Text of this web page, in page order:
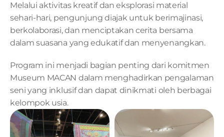
Melalui aktivitas kreatif dan eksplorasi material
sehari-hari, pengunjung diajak untuk berimajinasi,
berkolaborasi, dan menciptakan cerita bersama
dalam suasana yang edukatif dan menyenangkan.
Program ini menjadi bagian penting dari komitmen
Museum MACAN dalam menghadirkan pengalaman
seni yang inklusif dan dapat dinikmati oleh berbagai
kelompok usia.